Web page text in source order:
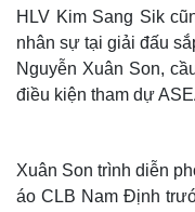
HLV Kim Sang Sik
nhân sự tại giải đấu
Nguyễn Xuân Son,
điều kiện tham dự
Xuân Son trình diễn
áo CLB Nam Định